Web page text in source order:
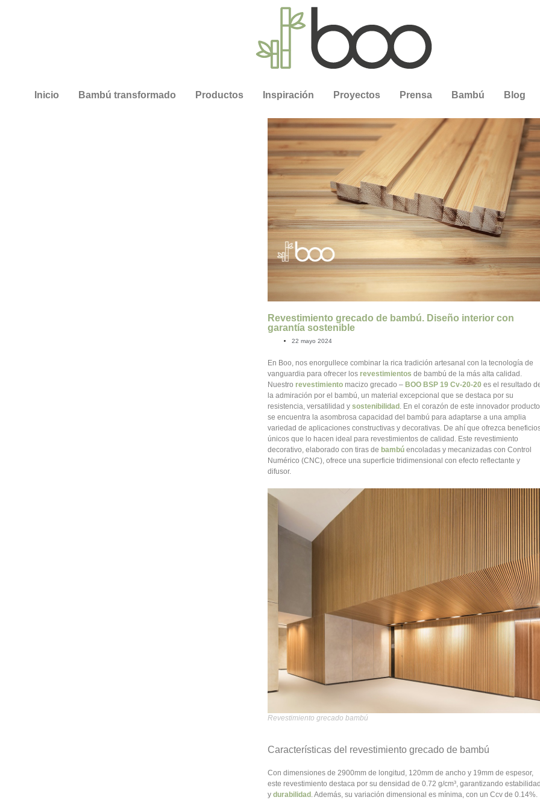
Inicio Bambú transformado Productos Inspiración Proyectos Prensa Bambú Blog
Revestimiento grecado de bambú. Diseño interior con
garantía sostenible
22 mayo 2024
En Boo, nos enorgullece combinar la rica tradición artesanal con la tecnología de
vanguardia para ofrecer los revestimientos de bambú de la más alta calidad.
Nuestro revestimiento macizo grecado –BOO BSP 19 Cv-20-20 es el resultado
la admiración por el bambú, un material excepcional que se destaca por su
resistencia, versatilidad y sostenibilidad . En el corazón de este innovador producto
se encuentra la asombrosa capacidad del bambú para adaptarse a una amplia
variedad de aplicaciones constructivas y decorativas. De ahí que ofrezca
únicos que lo hacen ideal para revestimientos de calidad. Este revestimiento
decorativo, elaborado con tiras de bambú encoladas y mecanizadas con Control
Numérico (CNC), ofrece una superficie tridimensional con efecto reflectante y
difusor.
Revestimiento grecado bambú
Características del revestimiento grecado de bambú
Con dimensiones de 2900mm de longitud, 120mm de ancho y 19mm de espesor,
este revestimiento destaca por su densidad de 0.72 g/cm³, garantizando
y durabilidad. Además, su variación dimensional es mínima, con un Ccv de 0.14%.